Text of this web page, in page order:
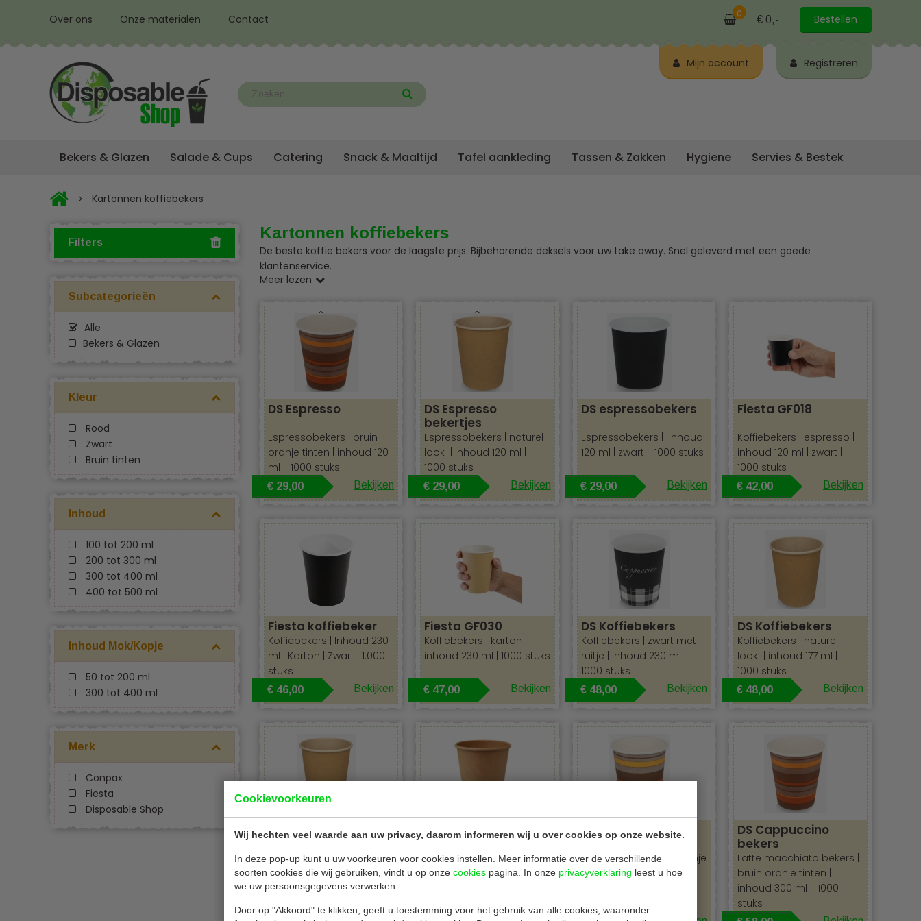
Cookievoorkeuren
Wij hechten veel waarde aan uw privacy, daarom informeren wij u over cookies op onze website.
In deze pop-up kunt u uw voorkeuren voor cookies instellen. Meer informatie over de verschillende
soorten cookies die wij gebruiken, vindt u op onze cookies pagina. In onze privacyverklaring leest u hoe
we uw persoonsgegevens verwerken.
Door op "Akkoord" te klikken, geeft u toestemming voor het gebruik van alle cookies, waaronder
Over ons Onze materialen Contact 0 € 0,- Bestellen
Mijn account Registreren
Bekers & Glazen Salade & Cups Catering Snack & Maaltijd Tafel aankleding Tassen & Zakken Hygiene Servies & Bestek
Kartonnen koffiebekers
Filters
Subcategorieën
Alle
Bekers & Glazen
Kleur
Rood
Zwart
Bruin tinten
Inhoud
100 tot 200 ml
200 tot 300 ml
300 tot 400 ml
400 tot 500 ml
Inhoud Mok/Kopje
50 tot 200 ml
300 tot 400 ml
Merk
Conpax
Fiesta
Disposable Shop
Kartonnen koffiebekers
De beste koffie bekers voor de laagste prijs. Bijbehorende deksels voor uw take away. Snel geleverd met een goede
klantenservice.
Bekijk ons groot assortiment voor nog meer to-go bekers in verschillende soorten maten, kleuren & materialen.
Meer lezen
Espresso bekertjes
DS Espresso
Espressobekers | bruin
oranje tinten |
inhoud 120
ml | 1000 stuks
€ 29,00 Bekijken
Espresso bekertjes
DS Espresso
bekertjes
Espressobekers | naturel
look |
inhoud 120 ml |
1000 stuks
€ 29,00 Bekijken
DS espressobekers
Espressobekers | inhoud
120 ml | zwart | 1000 stuks
€ 29,00 Bekijken
Fiesta GF018
Koffiebekers | espresso |
inhoud 120 ml | zwart |
1000 stuks
€ 42,00 Bekijken
Recyclebaar
Fiesta koffiebeker
Koffiebekers | Inhoud 230
ml | Karton | Zwart | 1.000
stuks
€ 46,00 Bekijken
Fiesta GF030
Koffiebekers | karton |
inhoud 230 ml | 1000 stuks
€ 47,00 Bekijken
DS Koffiebekers
Koffiebekers | zwart met
ruitje |
inhoud 230 ml |
1000 stuks
€ 48,00 Bekijken
DS Koffiebekers
Koffiebekers | naturel
look |
inhoud 177 ml |
1000 stuks
€ 48,00 Bekijken
DS Koffiebekers
Koffiebekers | naturel
look |inhoud 230 ml |
1000 stuks
Conpax 77612
Koffiebekers | inhoud 237
ml | karton | 1000 stuks
DS Koffiebekers
Koffiebekers | bruin oranje
tinten |inhoud 230 ml |
DS Cappuccino
bekers
Latte macchiato bekers |
bruin oranje tinten |
inhoud 300 ml | 1000
stuks